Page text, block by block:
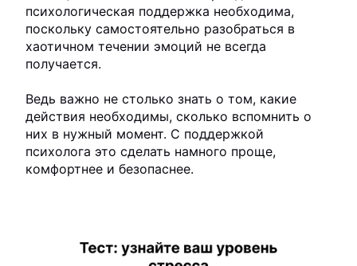
психологическая поддержка необходима,
поскольку самостоятельно разобраться в
хаотичном течении эмоций не всегда
получается.
Ведь важно не столько знать о том, какие
действия необходимы, сколько вспомнить о
них в нужный момент. С поддержкой
психолога это сделать намного проще,
комфортнее и безопаснее.